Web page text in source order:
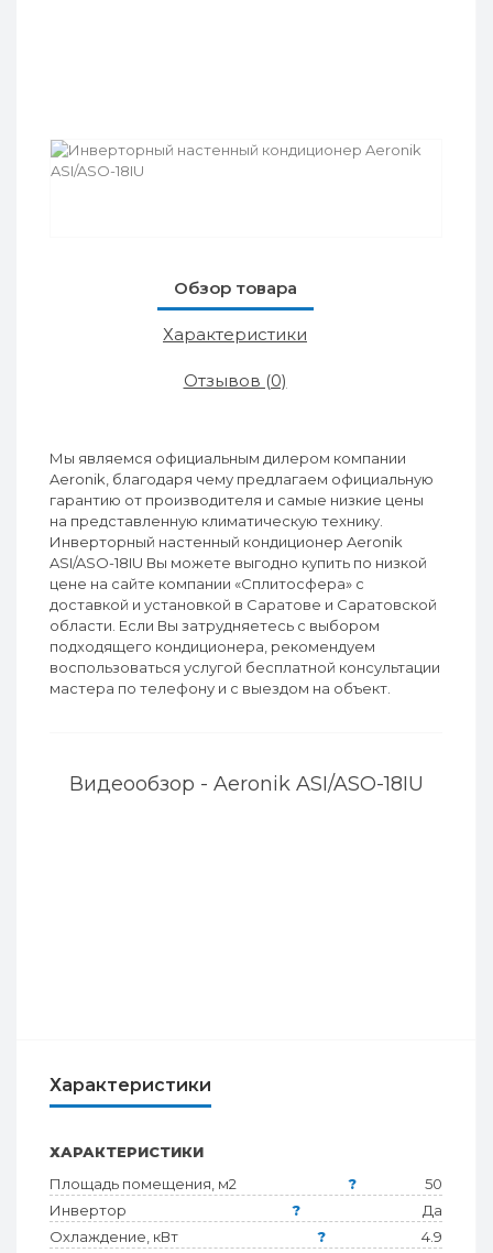
Обзор товара
Характеристики
Отзывов (0)
Мы являемся официальным дилером компании
Aeronik, благодаря чему предлагаем официальную
гарантию от производителя и самые низкие цены
на представленную климатическую технику.
Инверторный настенный кондиционер Aeronik
ASI/ASO-18IU Вы можете выгодно купить по низкой
цене на сайте компании «Сплитосфера» с
доставкой и установкой в Саратове и Саратовской
области. Если Вы затрудняетесь с выбором
подходящего кондиционера, рекомендуем
воспользоваться услугой бесплатной консультации
мастера по телефону и с выездом на объект.
Видеообзор - Aeronik ASI/ASO-18IU
Характеристики
ХАРАКТЕРИСТИКИ
Площадь помещения, м2
?
50
Инвертор
?
Да
Охлаждение, кВт
?
4.9